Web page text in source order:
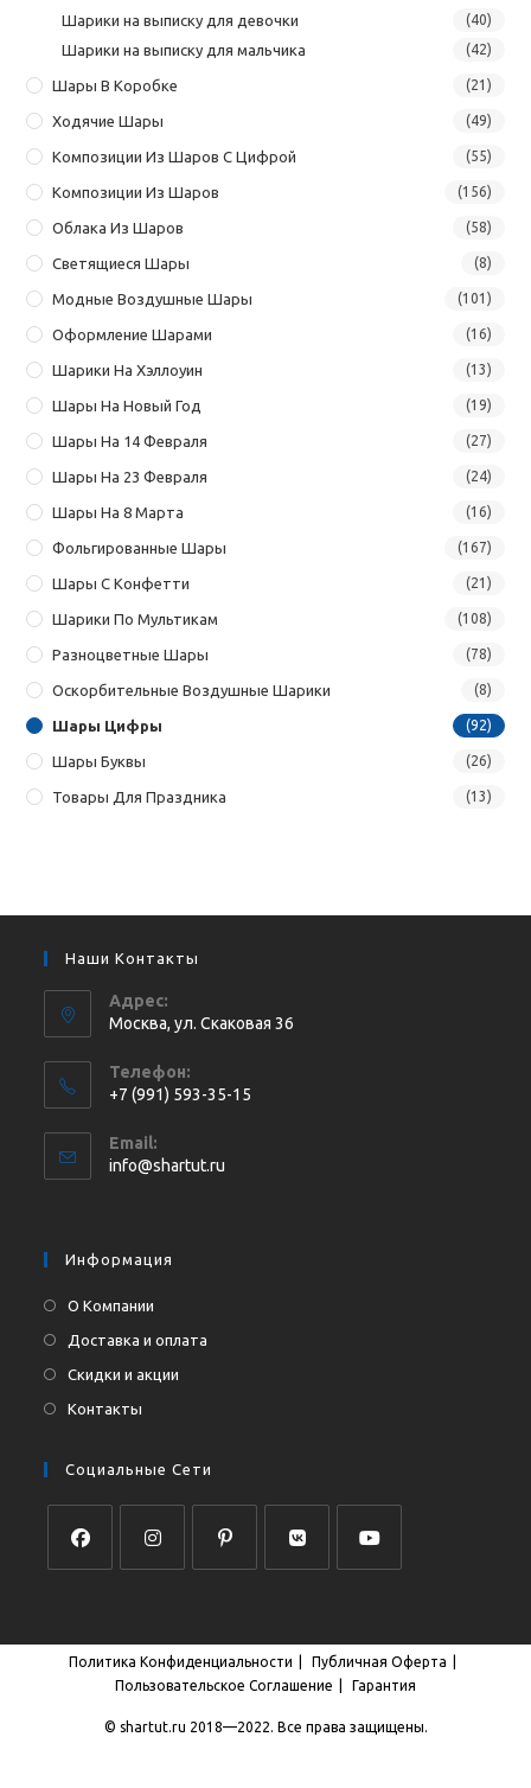
Шарики на выписку для девочки (40)
Шарики на выписку для мальчика (42)
Шары В Коробке (21)
Ходячие Шары (49)
Композиции Из Шаров С Цифрой (55)
Композиции Из Шаров (156)
Облака Из Шаров (58)
Светящиеся Шары (8)
Модные Воздушные Шары (101)
Оформление Шарами (16)
Шарики На Хэллоуин (13)
Шары На Новый Год (19)
Шары На 14 Февраля (27)
Шары На 23 Февраля (24)
Шары На 8 Марта (16)
Фольгированные Шары (167)
Шары С Конфетти (21)
Шарики По Мультикам (108)
Разноцветные Шары (78)
Оскорбительные Воздушные Шарики (8)
Шары Цифры (92)
Шары Буквы (26)
Товары Для Праздника (13)
Наши Контакты
Адрес:
Москва, ул. Cкаковая 36
Телефон:
+7 (991) 593-35-15
в
вашем
Email:
info@shartut.ru
Информация
О Компании
Доставка и оплата
Скидки и акции
Контакты
Социальные Сети
новой
вкладке
новой
вкладке
новой
вкладке
новой
вкладке
новой
вкладке
Политика Конфиденциальности
Публичная Оферта
Пользовательское Соглашение
Гарантия
© shartut.ru 2018—2022. Все права защищены.